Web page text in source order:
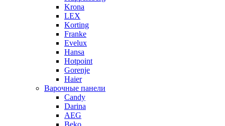
Krona
LEX
Korting
Franke
Evelux
Hansa
Hotpoint
Gorenje
Haier
Варочные панели
Candy
Darina
AEG